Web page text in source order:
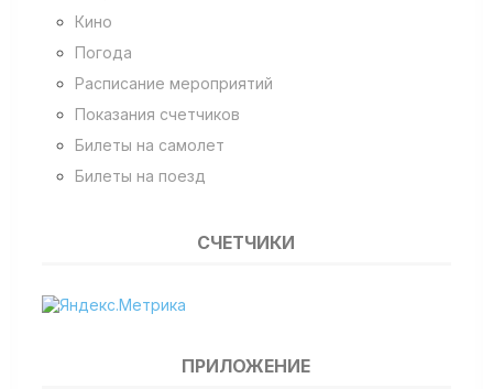
Кино
Погода
Расписание мероприятий
Показания счетчиков
Билеты на самолет
Билеты на поезд
СЧЕТЧИКИ
ПРИЛОЖЕНИЕ